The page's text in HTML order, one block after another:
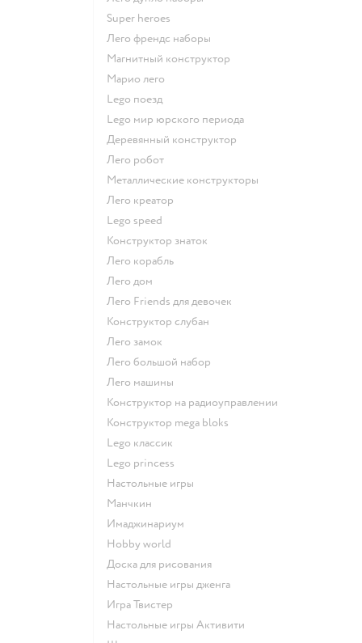
Super heroes
Лего френдс наборы
Магнитный конструктор
Марио лего
Lego поезд
Lego мир юрского периода
Деревянный конструктор
Лего робот
Металлические конструкторы
Лего креатор
Lego speed
Конструктор знаток
Лего корабль
Лего дом
Лего Friends для девочек
Конструктор слубан
Лего замок
Лего большой набор
Лего машины
Конструктор на радиоуправлении
Конструктор mega bloks
Lego классик
Lego princess
Настольные игры
Манчкин
Имаджинариум
Hobby world
Доска для рисования
Настольные игры дженга
Игра Твистер
Настольные игры Активити